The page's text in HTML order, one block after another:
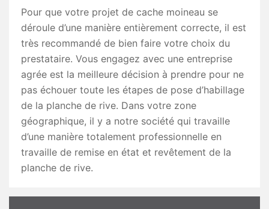
Pour que votre projet de cache moineau se
déroule d’une manière entièrement correcte, il est
très recommandé de bien faire votre choix du
prestataire. Vous engagez avec une entreprise
agrée est la meilleure décision à prendre pour ne
pas échouer toute les étapes de pose d’habillage
de la planche de rive. Dans votre zone
géographique, il y a notre société qui travaille
d’une manière totalement professionnelle en
travaille de remise en état et revêtement de la
planche de rive.